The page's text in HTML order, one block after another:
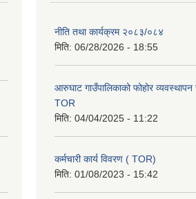
नीति तथा कार्यक्रम २०८३/०८४
मिति: 06/28/2026 - 18:55
आरुघाट गाउँपालिकाको फोहोर व्यवस्थापन
TOR
मिति: 04/04/2025 - 11:22
कर्मचारी कार्य विवरण ( TOR)
मिति: 01/08/2023 - 15:42